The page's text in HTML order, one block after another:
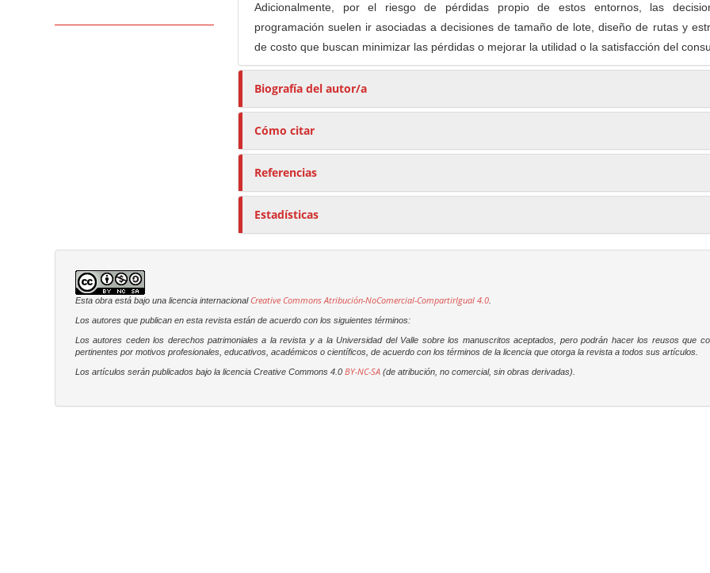
Adicionalmente, por el riesgo de pérdidas propio de estos entornos, las
programación suelen ir asociadas a decisiones de tamaño de lote, diseño de rutas y
de costo que buscan minimizar las pérdidas o mejorar la utilidad o la satisfacción del
Biografía del autor/a
Cómo citar
Referencias
Estadísticas
Esta obra está bajo una licencia internacional Creative Commons Atribución-NoComercial-CompartirIgual 4.0.
Los autores que publican en esta revista están de acuerdo con los siguientes términos:
Los autores ceden los derechos patrimoniales a la revista y a la Universidad del Valle sobre los manuscritos aceptados, pero podrán hacer los reusos que
pertinentes por motivos profesionales, educativos, académicos o científicos, de acuerdo con los términos de la licencia que otorga la revista a todos sus artículos.
Los artículos serán publicados bajo la licencia Creative Commons 4.0BY-NC-SA(de atribución, no comercial, sin obras derivadas).